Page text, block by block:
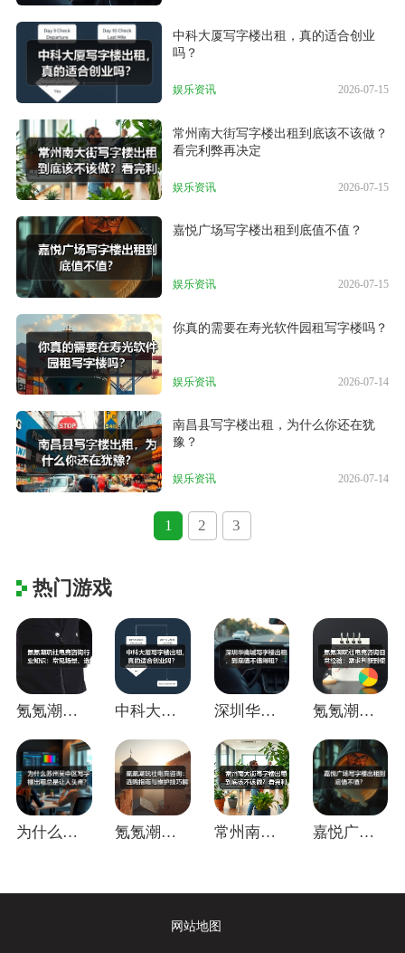
中科大厦写字楼出租，真的适合创业
吗？
娱乐资讯 2026-07-15
常州南大街写字楼出租到底该不该做？
看完利弊再决定
娱乐资讯 2026-07-15
嘉悦广场写字楼出租到底值不值？
娱乐资讯 2026-07-15
你真的需要在寿光软件园租写字楼吗？
娱乐资讯 2026-07-14
南昌县写字楼出租，为什么你还在犹
豫？
娱乐资讯 2026-07-14
1 2 3
热门游戏
氪氪潮玩社电竞咨询行业知识：常见场景、选 中科大厦写字楼出租，真的适合创业吗？ 深圳华南城写字楼出租，到底值不值得租？ 氪氪潮玩社电竞咨询日常经验：需求判断到使
为什么苏州吴中区写字楼出租总是让人头疼？ 氪氪潮玩社电竞咨询：选购指南与维护技巧解 常州南大街写字楼出租到底该不该做？看完利 嘉悦广场写字楼出租到底值不值？
网站地图